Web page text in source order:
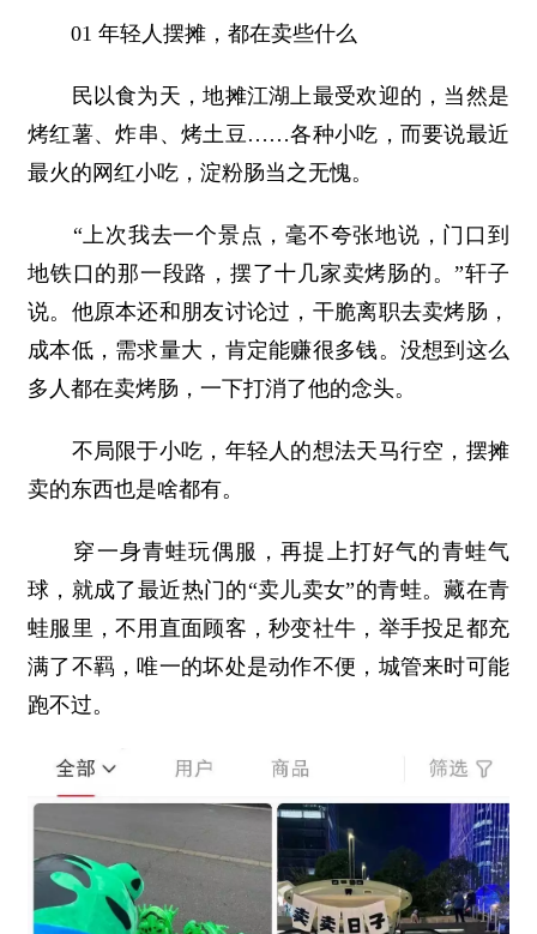
01 年轻人摆摊，都在卖些什么
民以食为天，地摊江湖上最受欢迎的，当然是
烤红薯、炸串、烤土豆……各种小吃，而要说最近
最火的网红小吃，淀粉肠当之无愧。
“上次我去一个景点，毫不夸张地说，门口到
地铁口的那一段路，摆了十几家卖烤肠的。”轩子
说。他原本还和朋友讨论过，干脆离职去卖烤肠，
成本低，需求量大，肯定能赚很多钱。没想到这么
多人都在卖烤肠，一下打消了他的念头。
不局限于小吃，年轻人的想法天马行空，摆摊
卖的东西也是啥都有。
穿一身青蛙玩偶服，再提上打好气的青蛙气
球，就成了最近热门的“卖儿卖女”的青蛙。藏在青
蛙服里，不用直面顾客，秒变社牛，举手投足都充
满了不羁，唯一的坏处是动作不便，城管来时可能
跑不过。